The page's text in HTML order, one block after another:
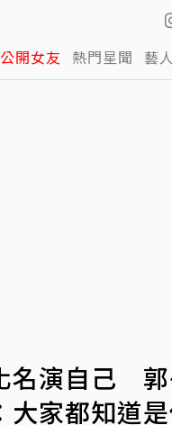
開女友 熱門星聞 藝
名演自己
大家都知道